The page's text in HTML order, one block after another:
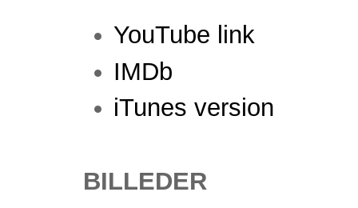
YouTube link
IMDb
iTunes version
BILLEDER